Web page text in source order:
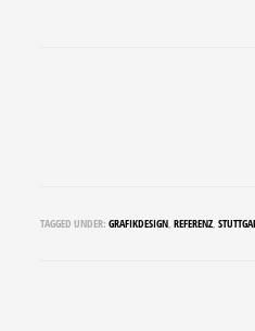
TAGGED UNDER: GRAFIKDESIGN,REFERENZ,